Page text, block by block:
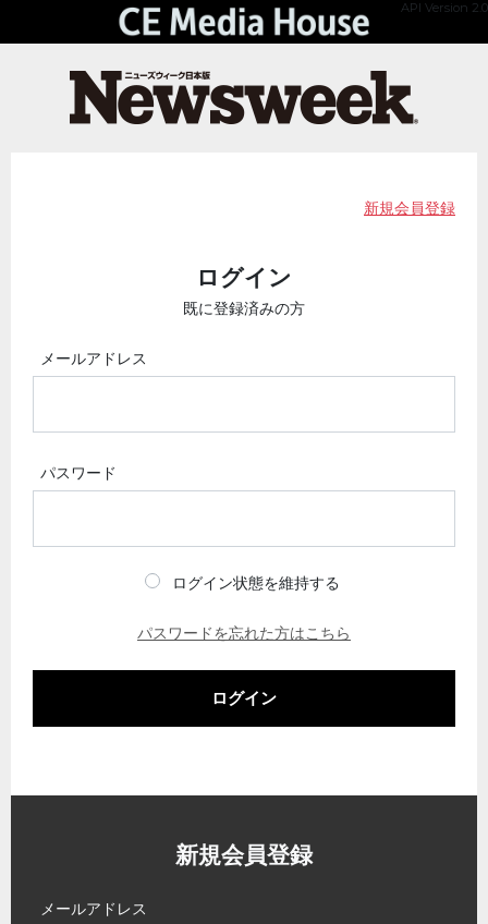
API Version 2.0
新規会員登録
ログイン
既に登録済みの方
メールアドレス
パスワード
ログイン状態を維持する
パスワードを忘れた方はこちら
ログイン
新規会員登録
メールアドレス